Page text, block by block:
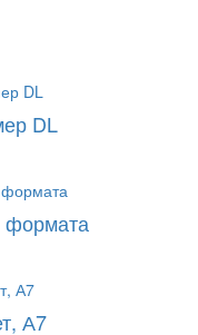
DL
формата
А7